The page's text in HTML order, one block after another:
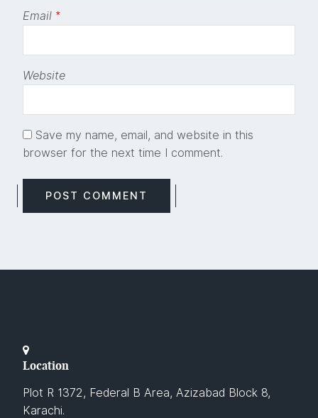
Email *
Website
Save my name, email, and website in this
browser for the next time I comment.
Location
Plot R 1372, Federal B Area, Azizabad Block 8,
Karachi.